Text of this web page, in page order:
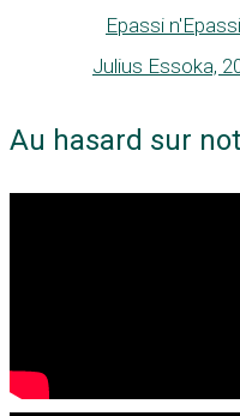
Epassi
Julius Essoka,
Au hasard sur